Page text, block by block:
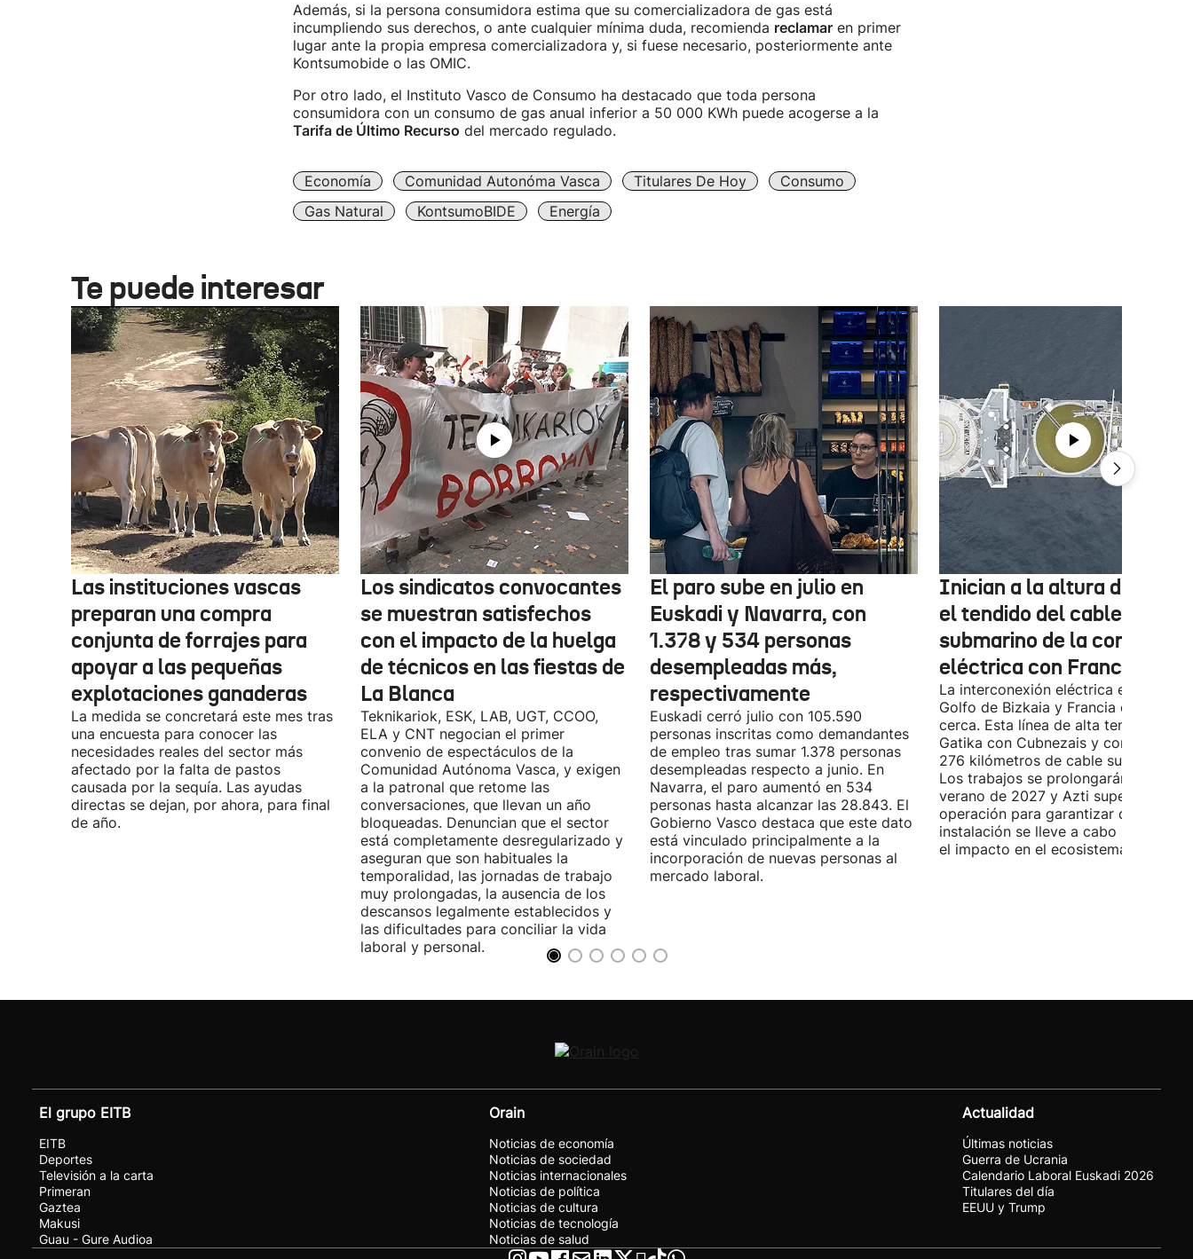
Además, si la persona consumidora estima que su comercializadora de gas está
incumpliendo sus derechos, o ante cualquier mínima duda, recomienda reclamaren primer
lugar ante la propia empresa comercializadora y, si fuese necesario, posteriormente ante
Kontsumobide o las OMIC.
Por otro lado, el Instituto Vasco de Consumo ha destacado que toda persona
consumidora con un consumo de gas anual inferior a 50 000 KWh puede acogerse a la
Tarifa de Último Recurso del mercado regulado.
Economía Comunidad Autonóma Vasca Titulares De Hoy
Consumo
Gas Natural
KontsumoBIDE Energía
Te puede interesar
Las instituciones vascas
preparan una compra
conjunta de forrajes para
apoyar a las pequeñas
explotaciones ganaderas
La medida se concretará este mes tras
una encuesta para conocer las
necesidades reales del sector más
afectado por la falta de pastos
causada por la sequía. Las ayudas
directas se dejan, por ahora, para final
de año.
Los sindicatos convocantes
se muestran satisfechos
con el impacto de la huelga
de técnicos en las fiestas de
La Blanca
Teknikariok, ESK, LAB, UGT, CCOO,
ELA y CNT negocian el primer
convenio de espectáculos de la
Comunidad Autónoma Vasca, y exigen
a la patronal que retome las
conversaciones, que llevan un año
bloqueadas. Denuncian que el sector
está completamente desregularizado y
aseguran que son habituales la
temporalidad, las jornadas de trabajo
muy prolongadas, la ausencia de los
descansos legalmente establecidos y
las dificultades para conciliar la vida
laboral y personal.
El paro sube en julio en
Euskadi y Navarra, con
1.378 y 534 personas
desempleadas más,
respectivamente
Euskadi cerró julio con 105.590
personas inscritas como demandantes
de empleo tras sumar 1.378 personas
desempleadas respecto a junio. En
Navarra, el paro aumentó en 534
personas hasta alcanzar las 28.843. El
Gobierno Vasco destaca que este dato
está vinculado principalmente a la
incorporación de nuevas personas al
mercado laboral.
Inician a la altura de
el tendido del cable
submarino de la conexión
eléctrica con Francia
La interconexión eléctrica entre el
Golfo de Bizkaia y Francia está más
cerca. Esta línea de alta tensión unirá
Gatika con Cubnezais y contará con
276 kilómetros de cable submarino.
Los trabajos se prolongarán hasta
verano de 2027 y Azti supervisará la
operación para garantizar que la
instalación se lleve a cabo
el impacto en el ecosistema marino.
El grupo EITB
EITB
Deportes
Televisión a la carta
Primeran
Gaztea
Makusi
Guau - Gure Audioa
Orain
Noticias de economía
Noticias de sociedad
Noticias internacionales
Noticias de política
Noticias de cultura
Noticias de tecnología
Noticias de salud
Actualidad
Últimas noticias
Guerra de Ucrania
Calendario Laboral Euskadi 2026
Titulares del día
EEUU y Trump